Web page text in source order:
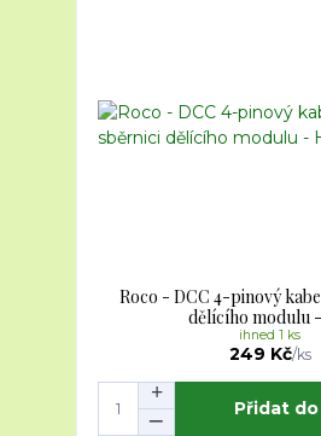
Roco - DCC 4-pinový
dělícího modulu
249 Kč/ks
ihned 1 ks
Přidat